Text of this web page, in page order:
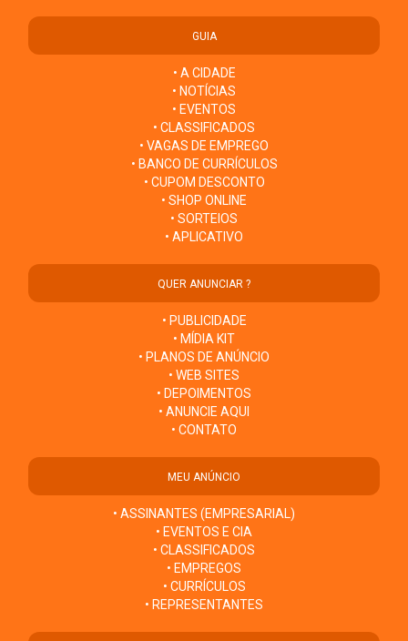
GUIA
• A CIDADE
• NOTÍCIAS
• EVENTOS
• CLASSIFICADOS
• VAGAS DE EMPREGO
• BANCO DE CURRÍCULOS
• CUPOM DESCONTO
• SHOP ONLINE
• SORTEIOS
• APLICATIVO
QUER ANUNCIAR ?
• PUBLICIDADE
• MÍDIA KIT
• PLANOS DE ANÚNCIO
• WEB SITES
• DEPOIMENTOS
• ANUNCIE AQUI
• CONTATO
MEU ANÚNCIO
• ASSINANTES (EMPRESARIAL)
• EVENTOS E CIA
• CLASSIFICADOS
• EMPREGOS
• CURRÍCULOS
• REPRESENTANTES